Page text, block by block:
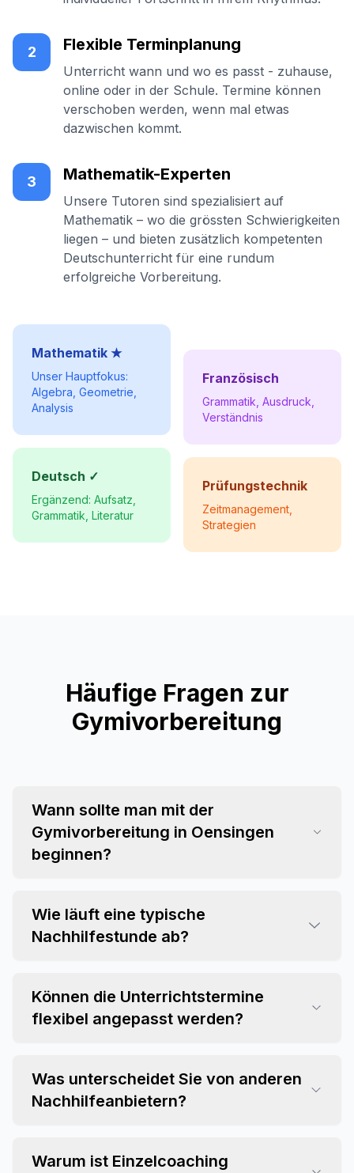
2 Flexible Terminplanung
Unterricht wann und wo es passt - zuhause,
online oder in der Schule. Termine können
verschoben werden, wenn mal etwas
dazwischen kommt.
3 Mathematik-Experten
Unsere Tutoren sind spezialisiert auf
Mathematik – wo die grössten Schwierigkeiten
liegen – und bieten zusätzlich kompetenten
Deutschunterricht für eine rundum
erfolgreiche Vorbereitung.
Mathematik ★
Unser Hauptfokus:
Algebra, Geometrie,
Analysis
Deutsch ✓
Ergänzend: Aufsatz,
Grammatik, Literatur
Französisch
Grammatik, Ausdruck,
Verständnis
Prüfungstechnik
Zeitmanagement,
Strategien
Häufige Fragen zur
Gymivorbereitung
Wann sollte man mit der
Gymivorbereitung in Oensingen
beginnen?
Wie läuft eine typische
Nachhilfestunde ab?
Können die Unterrichtstermine
flexibel angepasst werden?
Was unterscheidet Sie von anderen
Nachhilfeanbietern?
Warum ist Einzelcoaching